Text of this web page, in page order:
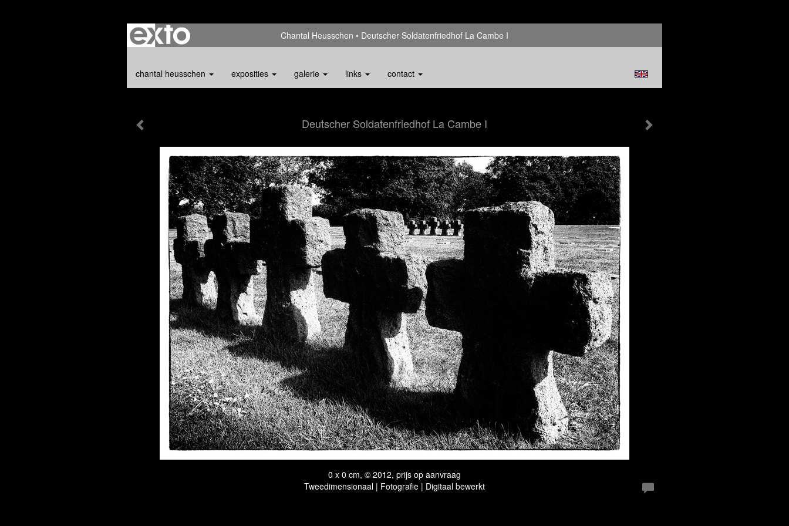
Chantal Heusschen Deutscher Soldatenfriedhof La Cambe I
chantal heusschen exposities galerie links contact
Deutscher Soldatenfriedhof La Cambe I
0 x 0 cm, © 2012, prijs op aanvraag
Tweedimensionaal | Fotografie | Digitaal bewerkt